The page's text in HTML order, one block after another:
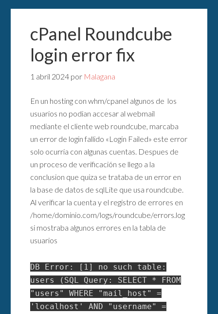
cPanel Roundcube
login error fix
1 abril 2024 por Malagana
En un hosting con whm/cpanel algunos de los
usuarios no podian accesar al webmail
mediante el cliente web roundcube, marcaba
un error de login fallido «Login Failed» este error
solo ocurria con algunas cuentas. Despues de
un proceso de verificación se llego a la
conclusion que quiza se trataba de un error en
la base de datos de sqlLite que usa roundcube.
Al verificar la cuenta y el registro de errores en
/home/dominio.com/logs/roundcube/errors.log
si mostraba algunos errores en la tabla de
usuarios
DB Error: [1] no such table:
users (SQL Query: SELECT * FROM
"users" WHERE "mail_host" =
'localhost' AND "username" =